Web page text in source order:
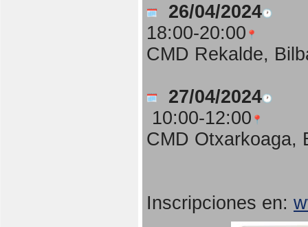
26/04/2024
18:00-20:00
CMD Rekalde,
27/04/2024
10:00-12:00
CMD Otxarkoaga,
Inscripciones en: